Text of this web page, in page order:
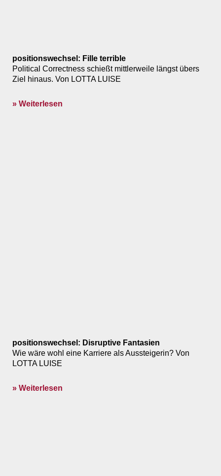
positionswechsel: Fille terrible
Political Correctness schießt mittlerweile längst übers
Ziel hinaus. Von LOTTA LUISE
» Weiterlesen
positionswechsel: Disruptive Fantasien
Wie wäre wohl eine Karriere als Aussteigerin? Von
LOTTA LUISE
» Weiterlesen